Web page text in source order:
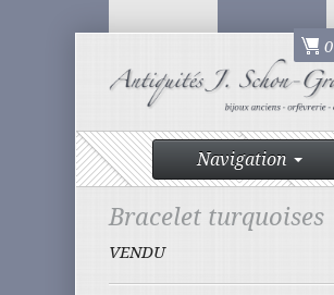
0
Navigation
Bracelet turquoises
VENDU